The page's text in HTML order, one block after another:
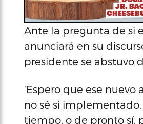
Ante la pregunta de si
anunciará en su
presidente se abstuvo
‘Espero que ese
no sé si
tiempo, o de pronto sí,